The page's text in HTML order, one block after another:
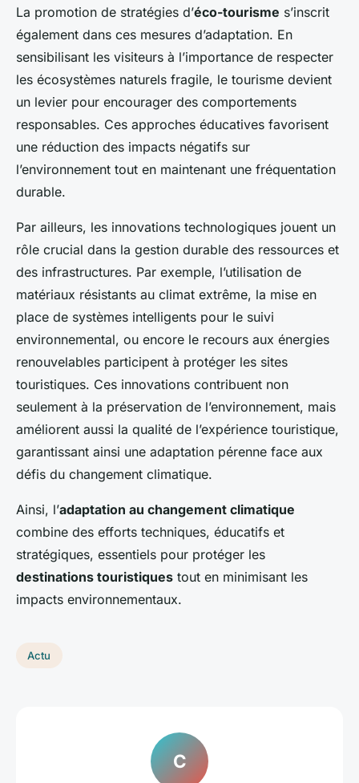
La promotion de stratégies d’éco-tourisme s’inscrit
également dans ces mesures d’adaptation. En
sensibilisant les visiteurs à l’importance de respecter
les écosystèmes naturels fragile, le tourisme devient
un levier pour encourager des comportements
responsables. Ces approches éducatives favorisent
une réduction des impacts négatifs sur
l’environnement tout en maintenant une fréquentation
durable.
Par ailleurs, les innovations technologiques jouent un
rôle crucial dans la gestion durable des ressources et
des infrastructures. Par exemple, l’utilisation de
matériaux résistants au climat extrême, la mise en
place de systèmes intelligents pour le suivi
environnemental, ou encore le recours aux énergies
renouvelables participent à protéger les sites
touristiques. Ces innovations contribuent non
seulement à la préservation de l’environnement, mais
améliorent aussi la qualité de l’expérience touristique,
garantissant ainsi une adaptation pérenne face aux
défis du changement climatique.
Ainsi, l’adaptation au changement climatique
combine des efforts techniques, éducatifs et
stratégiques, essentiels pour protéger les
destinations touristiques tout en minimisant les
impacts environnementaux.
Actu
C